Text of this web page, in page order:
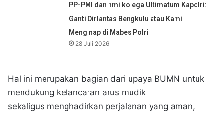
PP-PMI dan hmi kolega Ultimatum Kapolri:
Ganti Dirlantas Bengkulu atau Kami
Menginap di Mabes Polri
28 Juli 2026
Hal ini merupakan bagian dari upaya BUMN untuk
mendukung kelancaran arus mudik
sekaligus menghadirkan perjalanan yang aman,